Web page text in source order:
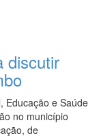
discutir
Educação e Saúde
no município
de